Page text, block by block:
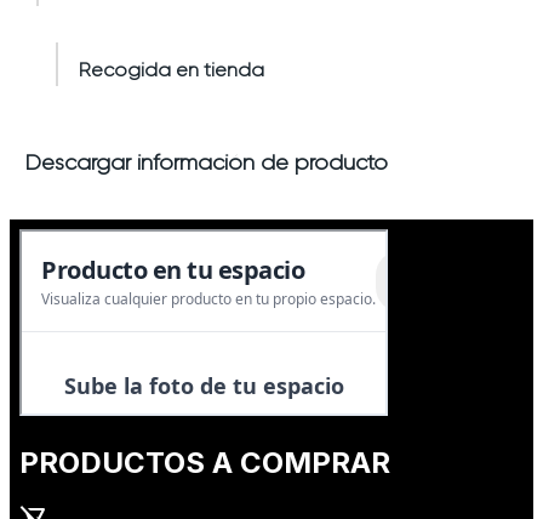
Recogida en tienda
Descargar información de producto